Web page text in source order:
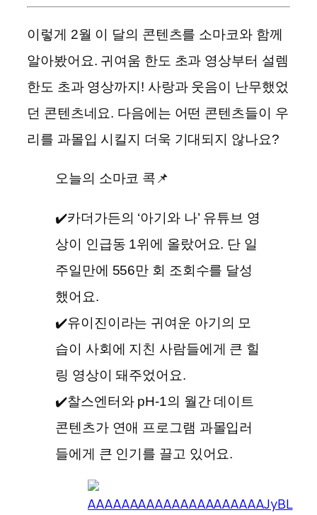
이렇게 2월 이 달의 콘텐츠를 소마코와 함께
알아봤어요. 귀여움 한도 초과 영상부터 설렘
한도 초과 영상까지! 사랑과 웃음이 난무했었
던 콘텐츠네요. 다음에는 어떤 콘텐츠들이 우
리를 과몰입 시킬지 더욱 기대되지 않나요?
오늘의 소마코 콕📌
✔️카더가든의 ‘아기와 나’ 유튜브 영
상이 인급동 1위에 올랐어요. 단 일
주일만에 556만 회 조회수를 달성
했어요.
✔️유이진이라는 귀여운 아기의 모
습이 사회에 지친 사람들에게 큰 힐
링 영상이 돼주었어요.
✔️찰스엔터와 pH-1의 월간 데이트
콘텐츠가 연애 프로그램 과몰입러
들에게 큰 인기를 끌고 있어요.